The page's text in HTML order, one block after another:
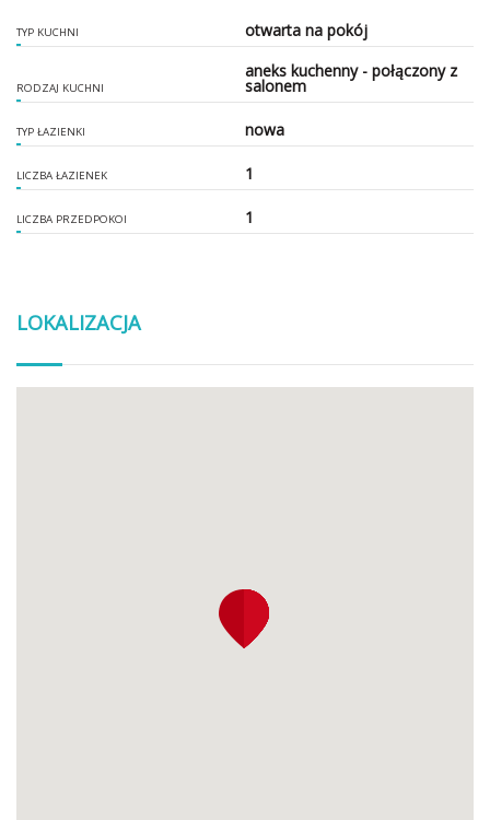
TYP KUCHNI otwarta na pokój
RODZAJ KUCHNI
aneks kuchenny - połączony z
salonem
TYP ŁAZIENKI nowa
LICZBA ŁAZIENEK 1
LICZBA PRZEDPOKOI 1
LOKALIZACJA